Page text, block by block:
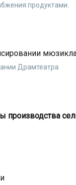
продуктами.
Драмтеатра
производства